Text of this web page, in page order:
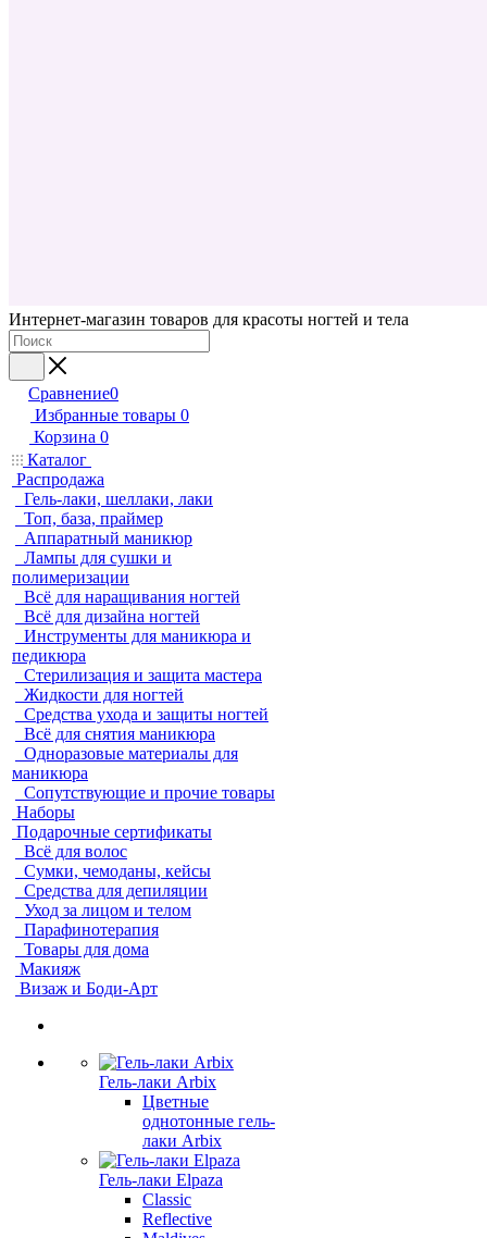
Интернет-магазин товаров для красоты ногтей и тела
Сравнение0
Избранные товары 0
Корзина 0
Каталог
Распродажа
Гель-лаки, шеллаки, лаки
Топ, база, праймер
Аппаратный маникюр
Лампы для сушки и
полимеризации
Всё для наращивания ногтей
Всё для дизайна ногтей
Инструменты для маникюра и
педикюра
Стерилизация и защита мастера
Жидкости для ногтей
Средства ухода и защиты ногтей
Всё для снятия маникюра
Одноразовые материалы для
маникюра
Сопутствующие и прочие товары
Наборы
Подарочные сертификаты
Всё для волос
Сумки, чемоданы, кейсы
Средства для депиляции
Уход за лицом и телом
Парафинотерапия
Товары для дома
Макияж
Визаж и Боди-Арт
Гель-лаки Arbix
Цветные
однотонные гель-
лаки Arbix
Гель-лаки Elpaza
Classic
Reflective